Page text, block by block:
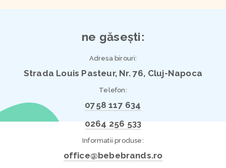
ne găsești:
Adresa birouri:
Strada Louis Pasteur, Nr. 76, Cluj-Napoca
Telefon:
0758 117 634
0264 256 533
Informatii produse:
office@bebebrands.ro